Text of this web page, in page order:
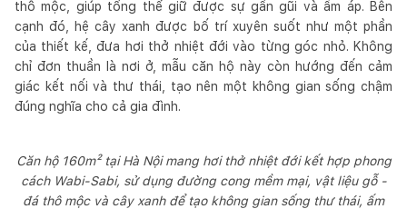
thô mộc, giúp tổng thể giữ được sự gần gũi và ấm áp. Bên
cạnh đó, hệ cây xanh được bố trí xuyên suốt như một phần
của thiết kế, đưa hơi thở nhiệt đới vào từng góc nhỏ. Không
chỉ đơn thuần là nơi ở, mẫu căn hộ này còn hướng đến cảm
giác kết nối và thư thái, tạo nên một không gian sống chậm
đúng nghĩa cho cả gia đình.
Căn hộ 160m² tại Hà Nội mang hơi thở nhiệt đới kết hợp phong
cách Wabi-Sabi, sử dụng đường cong mềm mại, vật liệu gỗ -
đá thô mộc và cây xanh để tạo không gian sống thư thái, ấm